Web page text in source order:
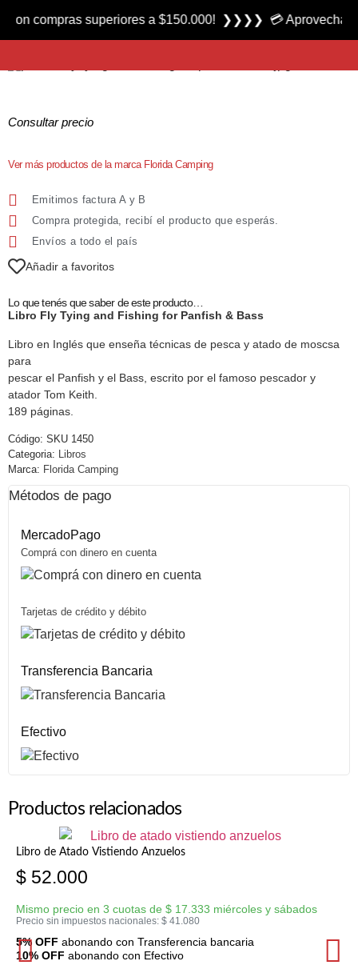
Producto nuevo
Libro Fly Tying and Fishing for Panfish & Bass
Consultar precio
Ver más productos de la marca Florida Camping
Emitimos factura A y B
Compra protegida, recibí el producto que esperás.
Envíos a todo el país
Añadir a favoritos
Lo que tenés que saber de este producto…
Libro Fly Tying and Fishing for Panfish & Bass
Libro en Inglés que enseña técnicas de pesca y atado de moscsa
para
pescar el Panfish y el Bass, escrito por el famoso pescador y
atador Tom Keith.
189 páginas.
Código: SKU 1450
Categoria:
Libros
Marca: Florida Camping
Métodos de pago
MercadoPago
Comprá con dinero en cuenta
Tarjetas de crédito y débito
Transferencia Bancaria
Efectivo
Productos relacionados
Libro de Atado Vistiendo Anzuelos
$ 52.000
Mismo precio en 3 cuotas de $ 17.333 miércoles y sábados
Precio sin impuestos nacionales: $ 41.080
5% OFF abonando con Transferencia bancaria
10% OFF abonando con Efectivo
superiores a $150.000! ❯❯❯❯ 💳 Aprovecha las 3